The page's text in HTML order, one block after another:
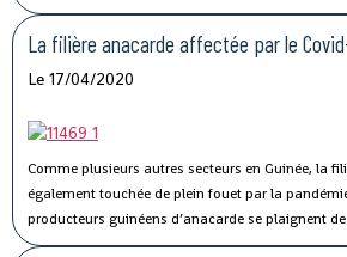
comme un véritable défi technologique pour les
La filière anacarde affectée par le
Le 17/04/2020
Comme plusieurs autres secteurs en Guinée, la
également touchée de plein fouet par la
producteurs guinéens d’anacarde se plaignent
Lancée le 02 avril dernier, par le ministère du